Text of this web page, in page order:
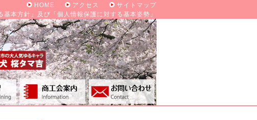
サイトマップ
アクセス
HOME
基本方針」及び「個人情報保護に対する基本姿勢」